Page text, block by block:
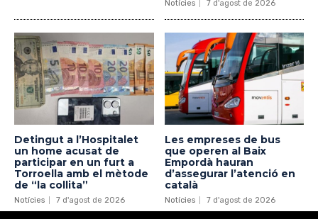
Notícies 7 d'agost de 2026
Detingut a l’Hospitalet
un home acusat de
participar en un furt a
Torroella amb el mètode
de “la collita”
Notícies 7 d'agost de 2026
Les empreses de bus
que operen al Baix
Empordà hauran
d’assegurar l’atenció en
català
Notícies 7 d'agost de 2026